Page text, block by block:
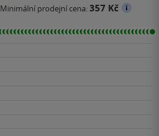
Minimální prodejní cena:357 Kč